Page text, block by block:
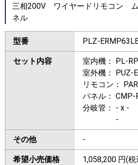
三相200V ワイヤードリモコン ム
ネル
型番 PLZ-
セット内容
室内機： PL-
室外機： PUZ-
リモコン：
パネル： CMP-
分岐管： - x -
-
その他 -
希望小売価格 1,058,200 円(税